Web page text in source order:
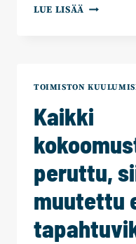
LUE LISÄÄ
HÄIRINTÄÄ
TOIMISTON
Kaikki
peruttu,
muutettu